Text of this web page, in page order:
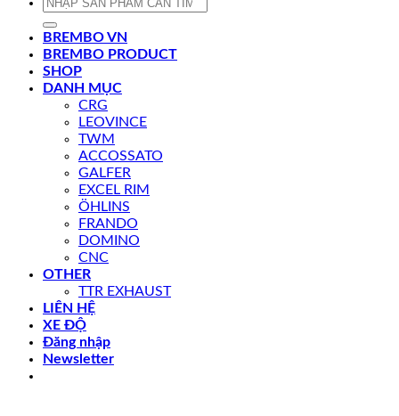
BREMBO VN
BREMBO PRODUCT
SHOP
DANH MỤC
CRG
LEOVINCE
TWM
ACCOSSATO
GALFER
EXCEL RIM
ÖHLINS
FRANDO
DOMINO
CNC
OTHER
TTR EXHAUST
LIÊN HỆ
XE ĐỘ
Đăng nhập
Newsletter